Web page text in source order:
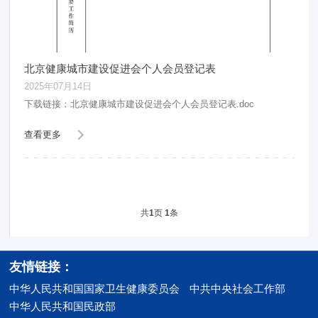
北京健康城市建设促进会个人会员登记表
2025年07月14日
下载链接：北京健康城市建设促进会个人会员登记表.doc
查看更多
共1页 1条
友情链接：
中华人民共和国国家卫生健康委员会
中共中央社会工作部
中华人民共和国民政部